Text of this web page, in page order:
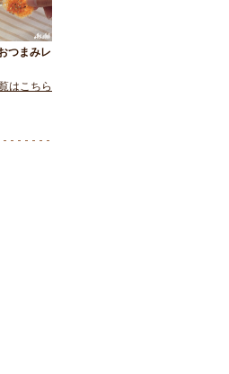
つまみレ
はこちら